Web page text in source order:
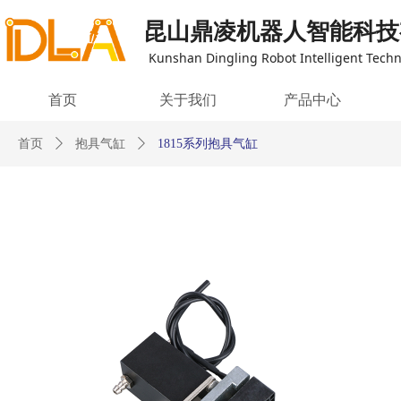
昆山鼎凌机器人智能科
Kunshan Dingling Robot Intelligent
首页 关于我们 产品中心
首页 ꄲ 抱具气缸 ꄲ 1815系列抱具气缸